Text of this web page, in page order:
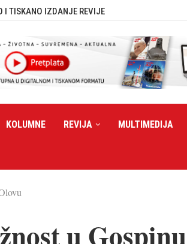
I TISKANO IZDANJE REVIJE
KOLUMNE REVIJA MULTIMEDIJA
u Gospinu